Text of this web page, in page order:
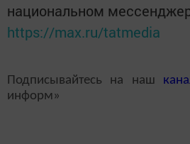
национальном
https://max.ru/tatmedia
Подписывайтесь на наш
информ»